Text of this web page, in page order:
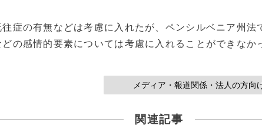
症の有無などは考慮に入れたが、ペンシルベニア州法
の感情的要素については考慮に入れることができなか
メディア・報道関係・法人の方向
関連記事